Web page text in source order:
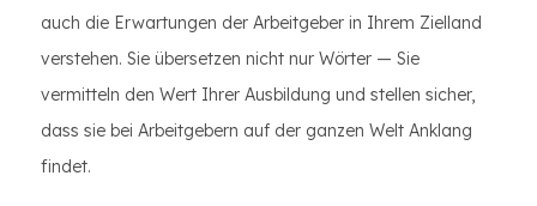
auch die Erwartungen der Arbeitgeber in Ihrem Zielland
verstehen. Sie übersetzen nicht nur Wörter — Sie
vermitteln den Wert Ihrer Ausbildung und stellen sicher,
dass sie bei Arbeitgebern auf der ganzen Welt Anklang
findet.